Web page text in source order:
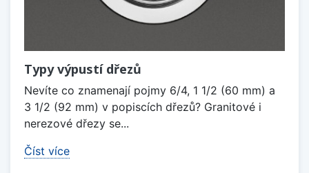
Typy výpustí dřezů
Nevíte co znamenají pojmy 6/4, 1 1/2 (60 mm) a
3 1/2 (92 mm) v popiscích dřezů? Granitové i
nerezové dřezy se...
Číst více